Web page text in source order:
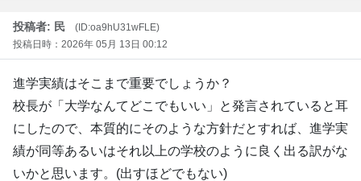
投稿者: 民
(ID:oa9hU31wFLE)
投稿日時：2026年 05月 13日 00:12
進学実績はそこまで重要でしょうか？
校長が「大学なんてどこでもいい」と発言されていると耳
にしたので、本質的にそのような方針だとすれば、進学実
績が同等あるいはそれ以上の学校のように良く出る訳がな
いかと思います。(出すほどでもない)